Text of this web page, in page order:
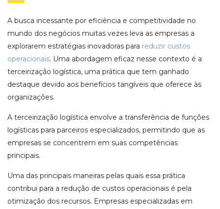
A busca incessante por eficiência e competitividade no
mundo dos negócios muitas vezes leva as empresas a
explorarem estratégias inovadoras para reduzir custos
operacionais. Uma abordagem eficaz nesse contexto é a
terceirização logística, uma prática que tem ganhado
destaque devido aos benefícios tangíveis que oferece às
organizações.
A terceirização logística envolve a transferência de funções
logísticas para parceiros especializados, permitindo que as
empresas se concentrem em suas competências
principais.
Uma das principais maneiras pelas quais essa prática
contribui para a redução de custos operacionais é pela
otimização dos recursos. Empresas especializadas em